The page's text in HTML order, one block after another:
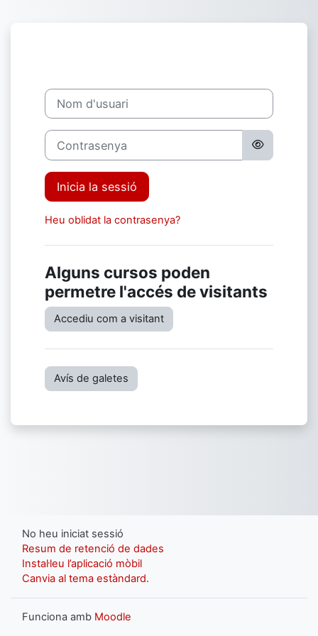
Nom d'usuari
Contrasenya
Inicia la sessió
Heu oblidat la contrasenya?
Alguns cursos poden
permetre l'accés de visitants
Accediu com a visitant
Avís de galetes
No heu iniciat sessió
Resum de retenció de dades
Instal·leu l’aplicació mòbil
Canvia al tema estàndard.
Funciona amb Moodle